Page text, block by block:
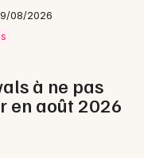
08/2026
à ne pas
en août 2026